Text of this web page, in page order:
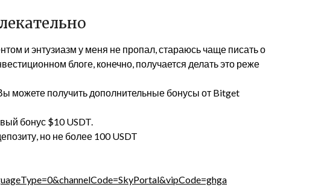
и энтузиазм у меня не пропал, стараюсь чаще писать о
блоге, конечно, получается делать это реже
можете получить дополнительные бонусы от Bitget
бонус $10 USDT.
но не более 100 USDT